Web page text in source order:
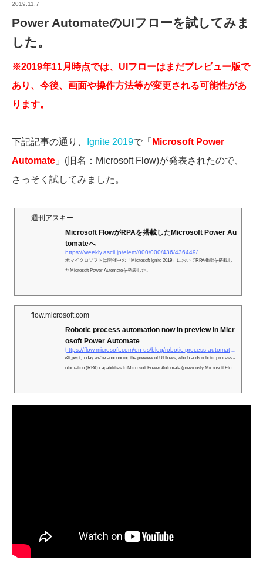
2019.11.7
Power AutomateのUIフローを試してみま
した。
※2019年11月時点では、UIフローはまだプレビュー版で
あり、今後、画面や操作方法等が変更される可能性があ
ります。
下記記事の通り、 Ignite 2019で「 Microsoft Power
Automate 」(旧名：Microsoft Flow)が発表されたので、
さっそく試してみました。
週刊アスキー
Microsoft FlowがRPAを搭載したMicrosoft Power Au
tomateへ
https://weekly.ascii.jp/elem/000/000/436/436449/
米マイクロソフトは開催中の「Microsoft Ignite 2019」においてRPA機能を搭載し
たMicrosoft Power Automateを発表した。
flow.microsoft.com
Robotic process automation now in preview in Micr
osoft Power Automate
&lt;p&gt;Today we’re announcing the preview of UI flows, which adds robotic process a
utomation (RPA) capabilities to Microsoft Power Automate (previously Microsoft Flo